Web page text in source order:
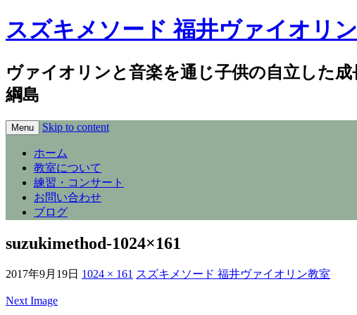
スズキメソード 福井ヴァイオリ
ヴァイオリンと音楽を通じ子供の自立した
綱島
Menu Skip to content
ホーム
教室について
練習・コンサート
お問い合わせ
ブログ
suzukimethod-1024×161
2017年9月19日 1024 × 161 スズキメソード 福井ヴァイオリン教室
Next Image